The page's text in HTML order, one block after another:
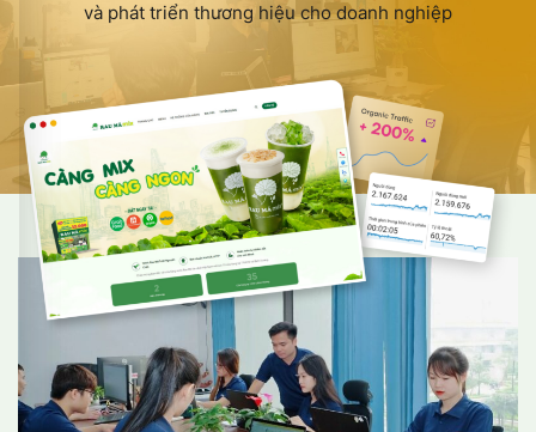
và phát triển thương hiệu cho doanh nghiệp